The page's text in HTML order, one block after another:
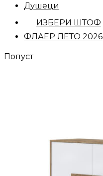
Душеци
ИЗБЕРИ ШТОФ
ФЛАЕР ЛЕТО 2026
Попуст